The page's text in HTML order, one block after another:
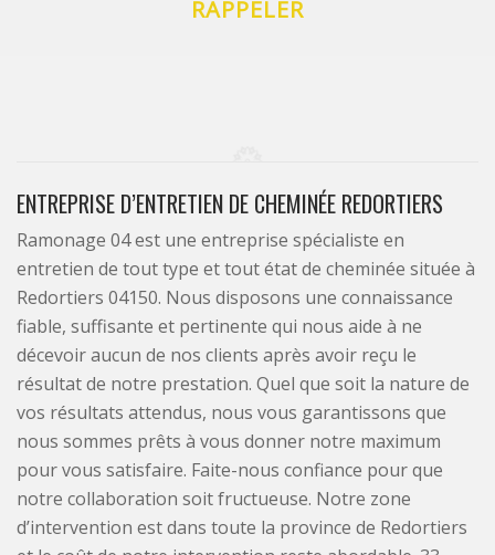
ENTREPRISE D’ENTRETIEN DE CHEMINÉE REDORTIERS
Ramonage 04 est une entreprise spécialiste en
entretien de tout type et tout état de cheminée située à
Redortiers 04150. Nous disposons une connaissance
fiable, suffisante et pertinente qui nous aide à ne
décevoir aucun de nos clients après avoir reçu le
résultat de notre prestation. Quel que soit la nature de
vos résultats attendus, nous vous garantissons que
nous sommes prêts à vous donner notre maximum
pour vous satisfaire. Faite-nous confiance pour que
notre collaboration soit fructueuse. Notre zone
d’intervention est dans toute la province de Redortiers